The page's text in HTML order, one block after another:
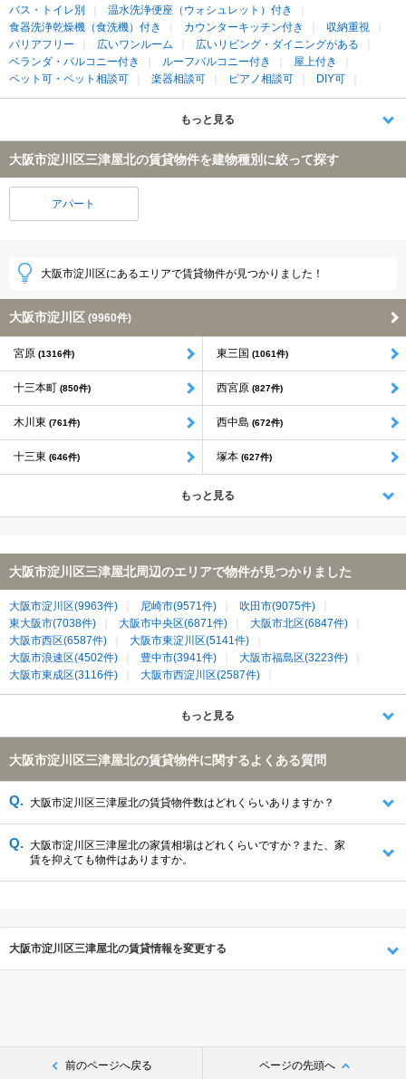
バス・トイレ別
温水洗浄便座（ウォシュレット）付き
食器洗浄乾燥機（食洗機）付き
カウンターキッチン付き
収納重視
バリアフリー
広いワンルーム
広いリビング・ダイニングがある
ベランダ・バルコニー付き
ルーフバルコニー付き
屋上付き
ペット可・ペット相談可
楽器相談可 ピアノ相談可 DIY可
もっと見る
大阪市淀川区三津屋北の賃貸物件を建物種別に絞って探す
アパート
大阪市淀川区にあるエリアで賃貸物件が見つかりました！
大阪市淀川区 (9960件)
宮原 (1316件) 東三国 (1061件)
十三本町 (850件) 西宮原 (827件)
木川東 (761件) 西中島 (672件)
十三東 (646件) 塚本 (627件)
もっと見る
大阪市淀川区三津屋北周辺のエリアで物件が見つかりました
大阪市淀川区(9963件) 尼崎市(9571件)
吹田市(9075件)
東大阪市(7038件)
大阪市中央区(6871件)
大阪市北区(6847件)
大阪市西区(6587件)
大阪市東淀川区(5141件)
大阪市浪速区(4502件)
豊中市(3941件)
大阪市福島区(3223件)
大阪市東成区(3116件)
大阪市西淀川区(2587件)
大阪市都島区(2337件)
茨木市(2317件)
大阪市城東区(2013件)
大阪市天王寺区(1957件)
大阪市旭区(1114件)
大阪市港区(1111件)
大阪市鶴見区(935件)
もっと見る
大阪市淀川区三津屋北の賃貸物件に関するよくある質問
大阪市淀川区三津屋北の賃貸物件数はどれくらいありますか？
大阪市淀川区三津屋北の家賃相場はどれくらいですか？また、家
賃を抑えても物件はありますか。
大阪市淀川区三津屋北の賃貸情報を変更する
前のページへ戻る ページの先頭へ